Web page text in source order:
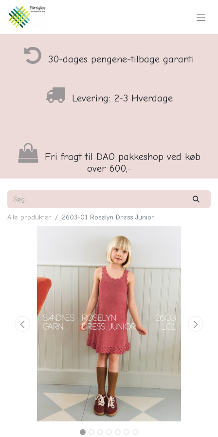
30-dages pengene-tilbage garanti
Levering: 2-3 Hverdage
Fri fragt til DAO pakkeshop ved køb
over 600,-
Alle produkter 2603-01 Roselyn Dress Junior